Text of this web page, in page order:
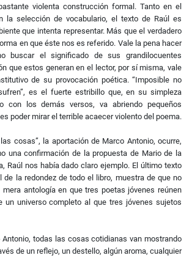
violenta construcción formal. Tanto en el
la selección de vocabulario, el texto de Raúl es
que intenta representar. Más que el verdadero
en que éste nos es referido. Vale la pena hacer
buscar el significado de sus grandilocuentes
que estos generan en el lector, por sí misma, vale
de su provocación poética. “Imposible no
es el fuerte estribillo que, en su simpleza
con los demás versos, va abriendo pequeños
poder mirar el terrible acaecer violento del poema.
cosas”, la aportación de Marco Antonio, ocurre,
una confirmación de la propuesta de Mario de la
Raúl nos había dado claro ejemplo. El último texto
de la redondez de todo el libro, muestra de que no
antología en que tres poetas jóvenes reúnen
un universo completo al que tres jóvenes sujetos
Antonio, todas las cosas cotidianas van mostrando
de un reflejo, un destello, algún aroma, cualquier